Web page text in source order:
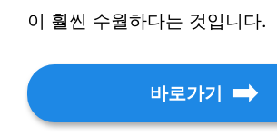
이 훨씬 수월하다는 것입니다.
바로가기